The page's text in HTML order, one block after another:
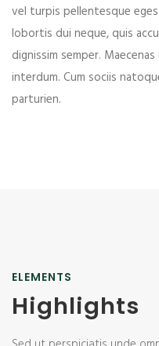
vel turpis pellentesque
lobortis dui neque, quis
dignissim semper.
interdum. Cum sociis
parturien.
ELEMENTS
Highlights